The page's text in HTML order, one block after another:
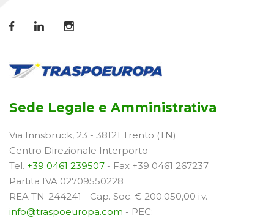
Sede Legale e Amministrativa
Via Innsbruck, 23 - 38121 Trento (TN)
Centro Direzionale Interporto
Tel. +39 0461 239507 - Fax +39 0461 267237
Partita IVA 02709550228
REA TN-244241 - Cap. Soc. € 200.050,00 i.v.
info@traspoeuropa.com - PEC: